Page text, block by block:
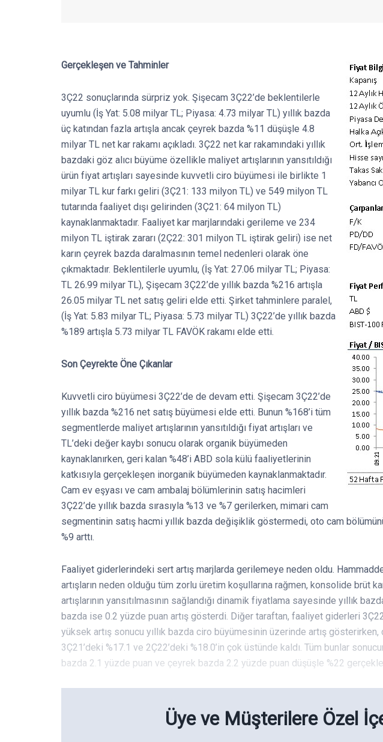
Gerçekleşen ve Tahminler
3Ç22 sonuçlarında sürpriz yok. Şişecam 3Ç22’de beklentilerle
uyumlu (İş Yat: 5.08 milyar TL; Piyasa: 4.73 milyar TL) yıllık bazda
üç katından fazla artışla ancak çeyrek bazda %11 düşüşle 4.8
milyar TL net kar rakamı açıkladı. 3Ç22 net kar rakamındaki yıllık
bazdaki göz alıcı büyüme özellikle maliyet artışlarının yansıtıldığı
ürün fiyat artışları sayesinde kuvvetli ciro büyümesi ile birlikte 1
milyar TL kur farkı geliri (3Ç21: 133 milyon TL) ve 549 milyon TL
tutarında faaliyet dışı gelirinden (3Ç21: 64 milyon TL)
kaynaklanmaktadır. Faaliyet kar marjlarındaki gerileme ve 234
milyon TL iştirak zararı (2Ç22: 301 milyon TL iştirak geliri) ise net
karın çeyrek bazda daralmasının temel nedenleri olarak öne
çıkmaktadır. Beklentilerle uyumlu, (İş Yat: 27.06 milyar TL; Piyasa:
TL 26.99 milyar TL), Şişecam 3Ç22’de yıllık bazda %216 artışla
26.05 milyar TL net satış geliri elde etti. Şirket tahminlere paralel,
(İş Yat: 5.83 milyar TL; Piyasa: 5.73 milyar TL) 3Ç22’de yıllık bazda
%189 artışla 5.73 milyar TL FAVÖK rakamı elde etti.
Son Çeyrekte Öne Çıkanlar
Kuvvetli ciro büyümesi 3Ç22’de de devam etti. Şişecam 3Ç22’de
yıllık bazda %216 net satış büyümesi elde etti. Bunun %168’i tüm
segmentlerde maliyet artışlarının yansıtıldığı fiyat artışları ve
TL’deki değer kaybı sonucu olarak organik büyümeden
kaynaklanırken, geri kalan %48’i ABD sola külü faaliyetlerinin
katkısıyla gerçekleşen inorganik büyümeden kaynaklanmaktadır.
Cam ev eşyası ve cam ambalaj bölümlerinin satış hacimleri
3Ç22’de yıllık bazda sırasıyla %13 ve %7 gerilerken, mimari cam
segmentinin satış hacmi yıllık bazda değişiklik göstermedi, oto cam
%9 arttı.
Faaliyet giderlerindeki sert artış marjlarda gerilemeye neden oldu.
artışların neden olduğu tüm zorlu üretim koşullarına rağmen, konsolide brüt
artışlarının yansıtılmasının sağlandığı dinamik fiyatlama sayesinde yıllık
bazda ise 0.2 yüzde puan artış gösterdi. Diğer taraftan, faaliyet giderleri
yüksek artış sonucu yıllık bazda ciro büyümesinin üzerinde artış gösterirken,
3Ç21’deki %17.1 ve 2Ç22’deki %18.0’in çok üstünde kaldı. Tüm bunlar
bazda 2.1 yüzde puan ve çeyrek bazda 2.2 yüzde puan düşüşle %22
Üye ve Müşterilere Özel